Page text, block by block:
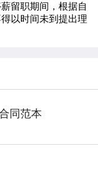
留职期间，根据自
以时间未到提出理
同范本